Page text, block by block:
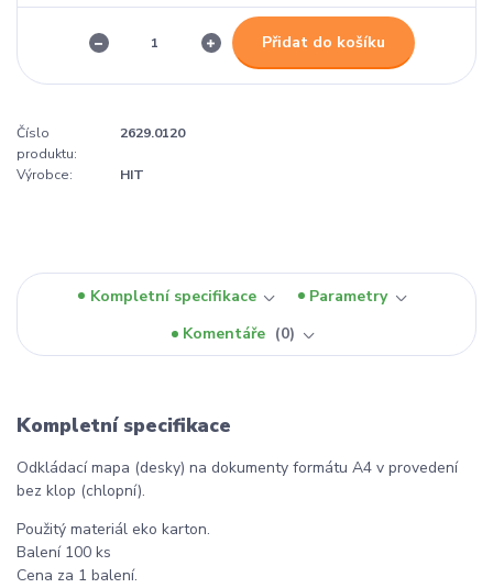
Přidat do košíku
Číslo
produktu:
2629.0120
Výrobce: HIT
Kompletní specifikace
Parametry
Komentáře
0
Kompletní specifikace
Odkládací mapa (desky) na dokumenty formátu A4 v provedení
bez klop (chlopní).
Použitý materiál eko karton.
Balení 100 ks
Cena za 1 balení.